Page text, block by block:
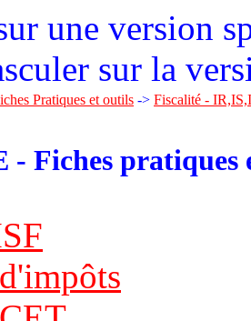
une version
sur la
Pratiques et outils -> Fiscalité -
Fiches pratiques